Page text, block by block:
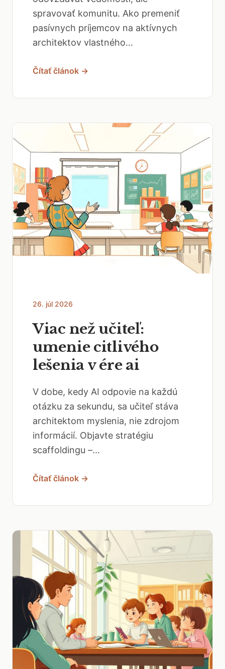
spravovať komunitu. Ako premeniť
pasívnych príjemcov na aktívnych
architektov vlastného...
Čítať článok →
26. júl 2026
Viac než učiteľ:
umenie citlivého
lešenia v ére ai
V dobe, kedy AI odpovie na každú
otázku za sekundu, sa učiteľ stáva
architektom myslenia, nie zdrojom
informácií. Objavte stratégiu
scaffoldingu –...
Čítať článok →